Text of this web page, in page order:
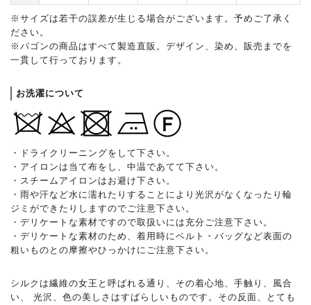
※サイズは若干の誤差が生じる場合がございます。予めご了承く
ださい。
※パゴンの商品はすべて製造直販。デザイン、染め、販売までを
一貫して行っております。
お洗濯について
・ドライクリーニングをして下さい。
・アイロンは当て布をし、中温であてて下さい。
・スチームアイロンはお避け下さい。
・雨や汗など水に濡れたりすることにより光沢がなくなったり輪
ジミができたりしますのでご注意下さい。
・デリケートな素材ですので取扱いには充分ご注意下さい。
・デリケートな素材のため、着用時にベルト・バッグなど表面の
粗いものとの摩擦やひっかけにご注意下さい。
シルクは繊維の女王と呼ばれる通り、その着心地、手触り、風合
い、 光沢、色の美しさはすばらしいものです。その反面、とても